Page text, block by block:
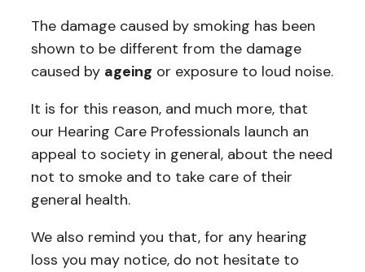
The damage caused by smoking has been
shown to be different from the damage
caused by ageing or exposure to loud noise.
It is for this reason, and much more, that
our Hearing Care Professionals launch an
appeal to society in general, about the need
not to smoke and to take care of their
general health.
We also remind you that, for any hearing
loss you may notice, do not hesitate to